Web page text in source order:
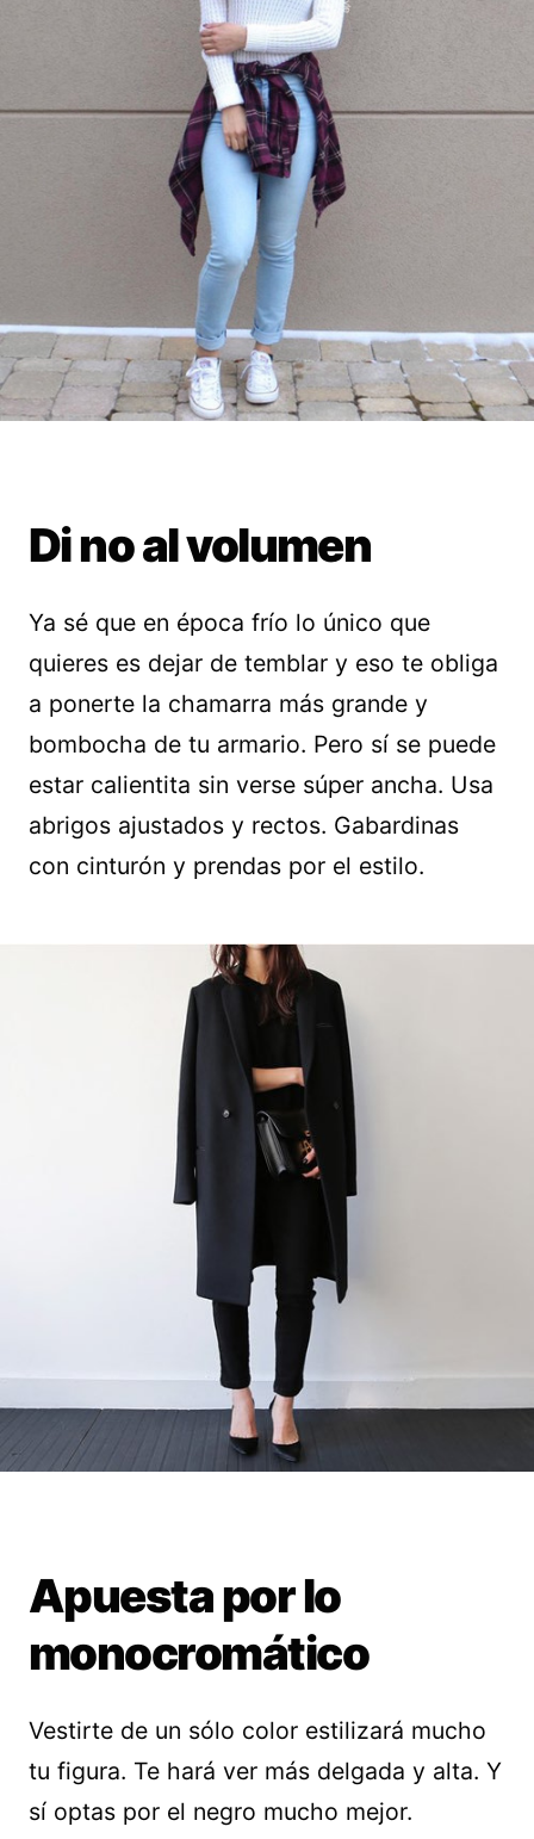
Di no al volumen
Ya sé que en época frío lo único que
quieres es dejar de temblar y eso te obliga
a ponerte la chamarra más grande y
bombocha de tu armario. Pero sí se puede
estar calientita sin verse súper ancha. Usa
abrigos ajustados y rectos. Gabardinas
con cinturón y prendas por el estilo.
Apuesta por lo
monocromático
Vestirte de un sólo color estilizará mucho
tu figura. Te hará ver más delgada y alta. Y
sí optas por el negro mucho mejor.